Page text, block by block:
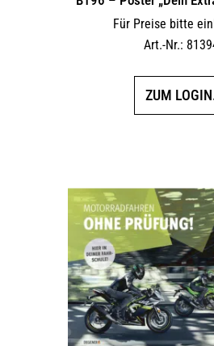
Für Preise bitte
Art.-Nr.:
ZUM